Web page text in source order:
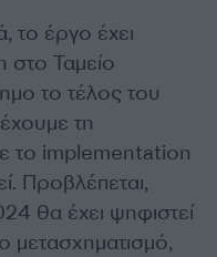
έργο έχει
στο Ταμείο
το τέλος του
τη
το implementation
Προβλέπεται,
θα έχει ψηφιστεί